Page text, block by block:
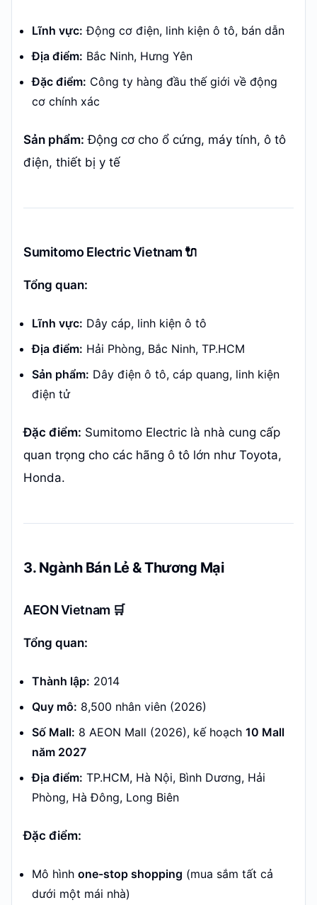
Lĩnh vực: Động cơ điện, linh kiện ô tô, bán dẫn
Địa điểm: Bắc Ninh, Hưng Yên
Đặc điểm: Công ty hàng đầu thế giới về động
cơ chính xác
Sản phẩm: Động cơ cho ổ cứng, máy tính, ô tô
điện, thiết bị y tế
Sumitomo Electric Vietnam 🔌
Tổng quan:
Lĩnh vực: Dây cáp, linh kiện ô tô
Địa điểm: Hải Phòng, Bắc Ninh, TP.HCM
Sản phẩm: Dây điện ô tô, cáp quang, linh kiện
điện tử
Đặc điểm: Sumitomo Electric là nhà cung cấp
quan trọng cho các hãng ô tô lớn như Toyota,
Honda.
3. Ngành Bán Lẻ & Thương Mại
AEON Vietnam 🛒
Tổng quan:
Thành lập: 2014
Quy mô: 8,500 nhân viên (2026)
Số Mall: 8 AEON Mall (2026), kế hoạch 10 Mall
năm 2027
Địa điểm: TP.HCM, Hà Nội, Bình Dương, Hải
Phòng, Hà Đông, Long Biên
Đặc điểm:
Mô hình one-stop shopping (mua sắm tất cả
dưới một mái nhà)